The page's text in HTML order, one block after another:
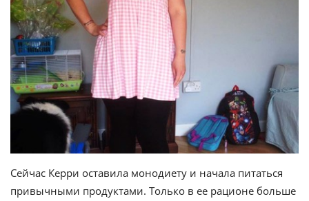
Сейчас Керри оставила монодиету и начала питаться
привычными продуктами. Только в ее рационе больше